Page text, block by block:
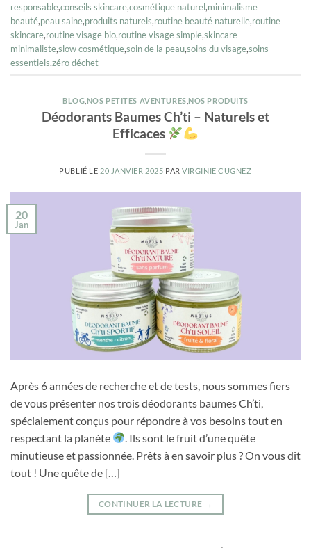
responsable,conseils skincare,cosmétique naturel,minimalisme
beauté,peau saine,produits naturels,routine beauté naturelle,routine
skincare,routine visage bio,routine visage simple,skincare
minimaliste,slow cosmétique,soin de la peau,soins du visage,soins
essentiels,zéro déchet
BLOG NOS PETITES AVENTURES NOS PRODUITS
Déodorants Baumes Ch’ti – Naturels et
Efficaces
PUBLIÉ LE 20 JANVIER 2025 PARVIRGINIE CUGNEZ
20
Jan
Après 6 années de recherche et de tests, nous sommes fiers
de vous présenter nos trois déodorants baumes Ch’ti,
spécialement conçus pour répondre à vos besoins tout en
respectant la planète
. Ils sont le fruit d’une quête
minutieuse et passionnée. Prêts à en savoir plus ? On vous dit
tout ! Une quête de […]
CONTINUER LA LECTURE →